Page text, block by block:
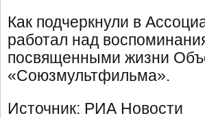
Как подчеркнули в
работал над
посвященными жизни
«Союзмультфильма».
Источник: РИА Новости